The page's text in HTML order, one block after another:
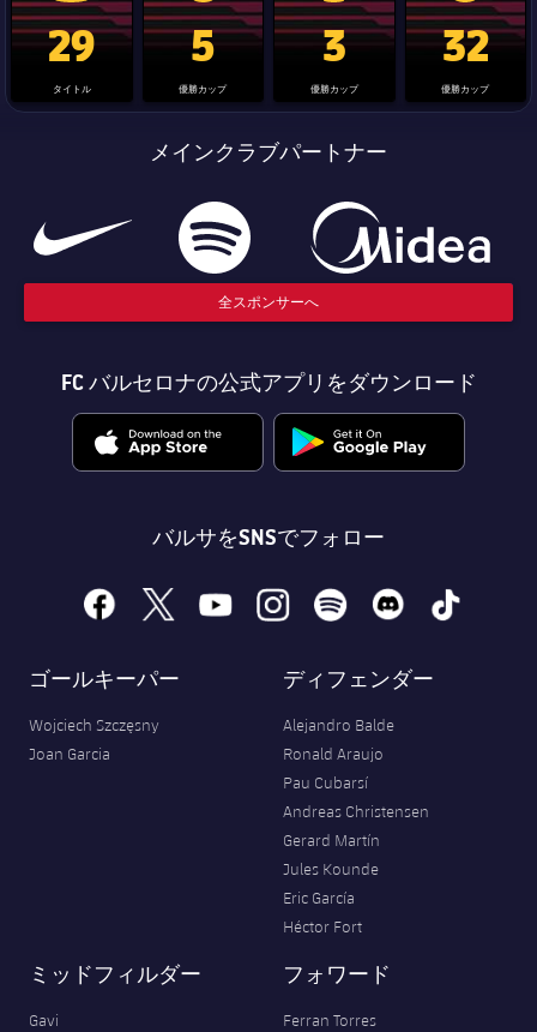
La Liga trophy
29
タイトル
Champions League trophy
5
優勝カップ
label.aria.clubworldcup
3
優勝カップ
国王杯
32
優勝カップ
メインクラブパートナー
全スポンサーへ
FC バルセロナの公式アプリをダウンロード
バルサをSNSでフォロー
facebook
x youtubeinstagramspotify discord tiktok
ゴールキーパー
Wojciech Szczęsny
Joan Garcia
ディフェンダー
Alejandro Balde
Ronald Araujo
Pau Cubarsí
Andreas Christensen
Gerard Martín
Jules Kounde
Eric García
Héctor Fort
ミッドフィルダー
Gavi
フォワード
Ferran Torres